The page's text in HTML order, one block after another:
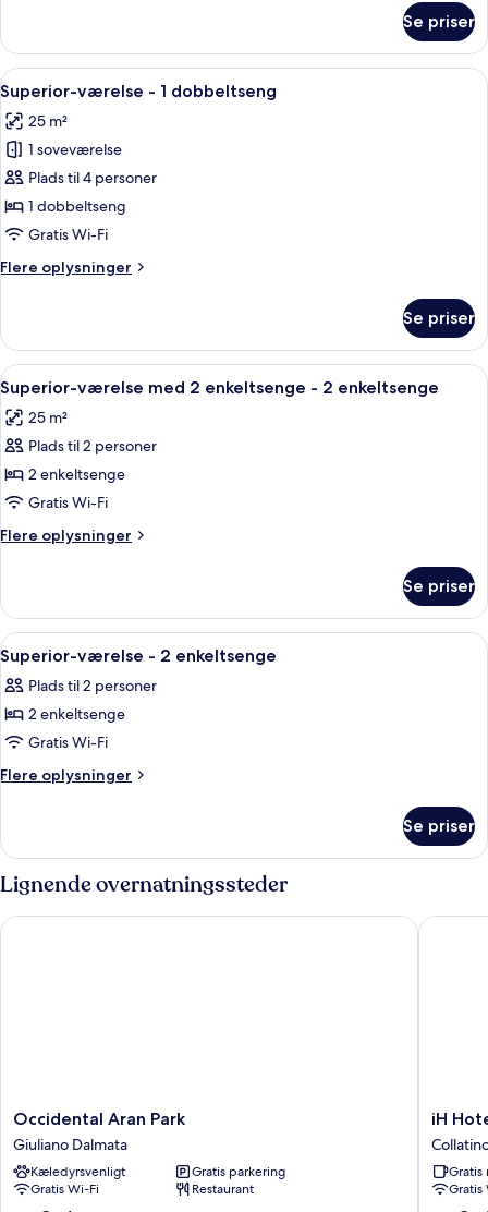
værelse
(Office
with
parquet)
Se priser
Indlæs
alle
billeder
af
Superior-
værelse
-
dobbeltseng
Et hotelværelse med seng,
14
Superior-værelse - 1 dobbeltseng
25 m²
1 soveværelse
Plads til 4 personer
1 dobbeltseng
Gratis Wi-Fi
Flere oplysninger
Flere
værelse
1
dobbeltseng
Se priser
Indlæs
alle
billeder
af
Superior-
værelse
med
2
-
2
enkeltsenge
Et hotelværelse med to senge, hver
11
Superior-værelse med 2 enkeltsenge - 2 enkeltsenge
25 m²
Plads til 2 personer
2 enkeltsenge
Gratis Wi-Fi
Flere oplysninger
Flere
værelse
med
2
enkeltsenge
-
2
Se priser
Indlæs
alle
billeder
af
Superior-
værelse
enkeltsenge
Et hotelværelse med to senge, en
8
Superior-værelse - 2 enkeltsenge
Plads til 2 personer
2 enkeltsenge
Gratis Wi-Fi
Flere oplysninger
Flere
værelse
2
Se priser
Lignende overnatningssteder
Occidental
Aran
Park
Giuliano
Dalmata
Occidental Aran Park
Giuliano Dalmata
Kæledyrsvenligt
Gratis parkering
Gratis Wi-Fi
Restaurant
Occidental Aran Park
iH
Hotels
Roma
Z3
Collatino
iH
Gratis
Gratis
iH